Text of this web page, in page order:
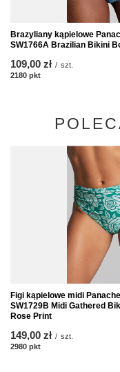
Brazyliany kąpielowe
SW1766A Brazilian Bikini
109,00 zł / szt.
2180 pkt
Figi kąpielowe midi
SW1729B Midi Gathered
Rose Print
149,00 zł / szt.
2980 pkt